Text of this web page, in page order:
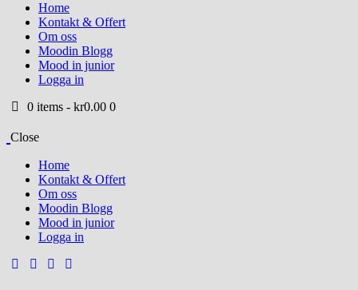
Home
Kontakt & Offert
Om oss
Moodin Blogg
Mood in junior
Logga in
0 items -kr0.00 0
Close
Home
Kontakt & Offert
Om oss
Moodin Blogg
Mood in junior
Logga in